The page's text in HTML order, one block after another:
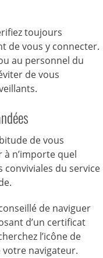
toujours
de vous y connecter.
au personnel du
de vous
de vous
à n’importe quel
conviviales du service
de naviguer
d’un certificat
l’icône de
votre navigateur.